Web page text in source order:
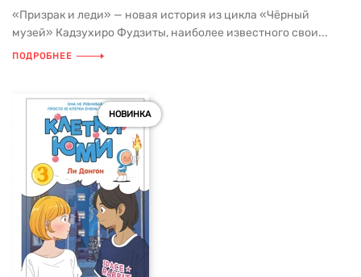
«Призрак и леди» — новая история из цикла «Чёрный
музей» Кадзухиро Фудзиты, наиболее известного свои...
ПОДРОБНЕЕ
НОВИНКА